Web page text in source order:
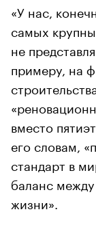
«У нас,
самых
не
примеру, на
вместо
его словам,
стандарт в
баланс
жизни».